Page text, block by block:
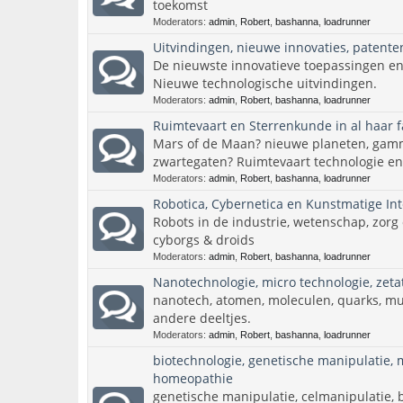
toekomst
Moderators: admin Robert bashanna loadrunner
Uitvindingen, nieuwe innovaties,
De nieuwste innovatieve toepassingen
Nieuwe technologische uitvindingen.
Moderators: admin Robert bashanna loadrunner
Ruimtevaart en Sterrenkunde in al haar
Mars of de Maan? nieuwe planeten,
zwartegaten? Ruimtevaart technologie
Moderators: admin Robert bashanna loadrunner
Robotica, Cybernetica en Kunstmatige
Robots in de industrie, wetenschap,
cyborgs & droids
Moderators: admin Robert bashanna loadrunner
Nanotechnologie, micro technologie,
nanotech, atomen, moleculen, quarks,
andere deeltjes.
Moderators: admin Robert bashanna loadrunner
biotechnologie, genetische manipulatie,
homeopathie
genetische manipulatie, celmanipulatie,